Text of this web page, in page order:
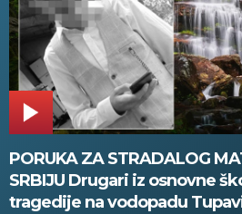
PORUKA ZA STRADALOG
SRBIJU Drugari iz osnovne
tragedije na vodopadu